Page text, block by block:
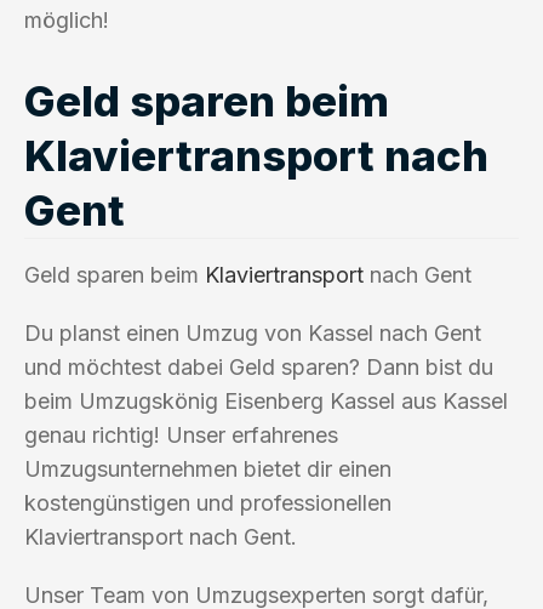
möglich!
Geld sparen beim
Klaviertransport nach
Gent
Geld sparen beim Klaviertransport nach Gent
Du planst einen Umzug von Kassel nach Gent
und möchtest dabei Geld sparen? Dann bist du
beim Umzugskönig Eisenberg Kassel aus Kassel
genau richtig! Unser erfahrenes
Umzugsunternehmen bietet dir einen
kostengünstigen und professionellen
Klaviertransport nach Gent.
Unser Team von Umzugsexperten sorgt dafür,